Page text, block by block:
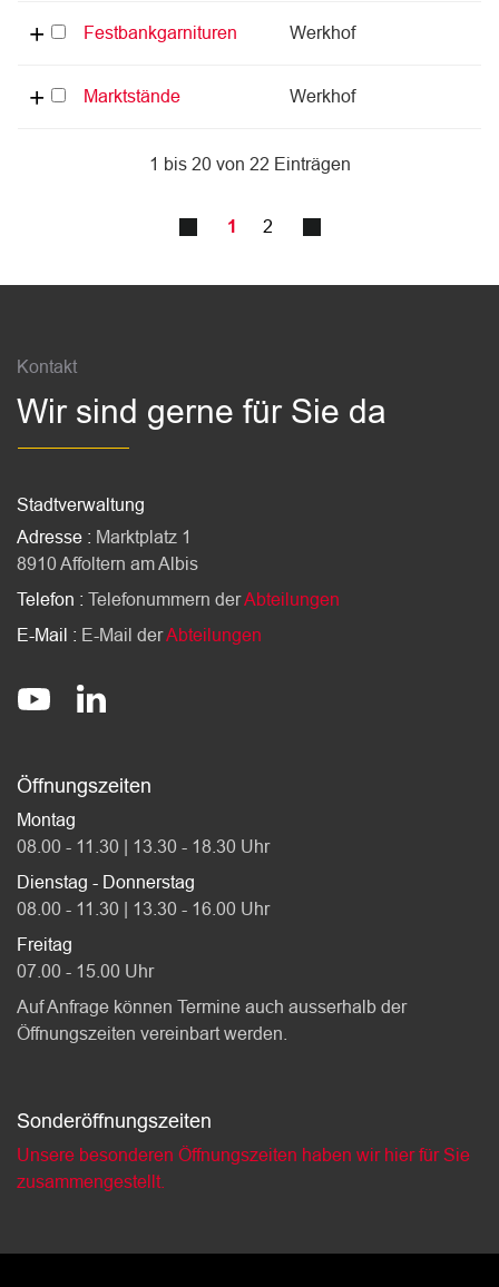
Festbankgarnituren Werkhof
Marktstände Werkhof
1 bis 20 von 22 Einträgen
1 2
Kontakt
Wir sind gerne für Sie da
Stadtverwaltung
Adresse : Marktplatz 1
8910 Affoltern am Albis
Telefon : Telefonummern derAbteilungen
E-Mail : E-Mail derAbteilungen
Socials
@StadtAffolternamAlbis
stadt-affoltern-am-albis
Öffnungszeiten
Montag
08.00 - 11.30 | 13.30 - 18.30 Uhr
Dienstag - Donnerstag
08.00 - 11.30 | 13.30 - 16.00 Uhr
Freitag
07.00 - 15.00 Uhr
Auf Anfrage können Termine auch ausserhalb der
Öffnungszeiten vereinbart werden.
Sonderöffnungszeiten
Unsere besonderen Öffnungszeiten haben wir hier für Sie
zusammengestellt.